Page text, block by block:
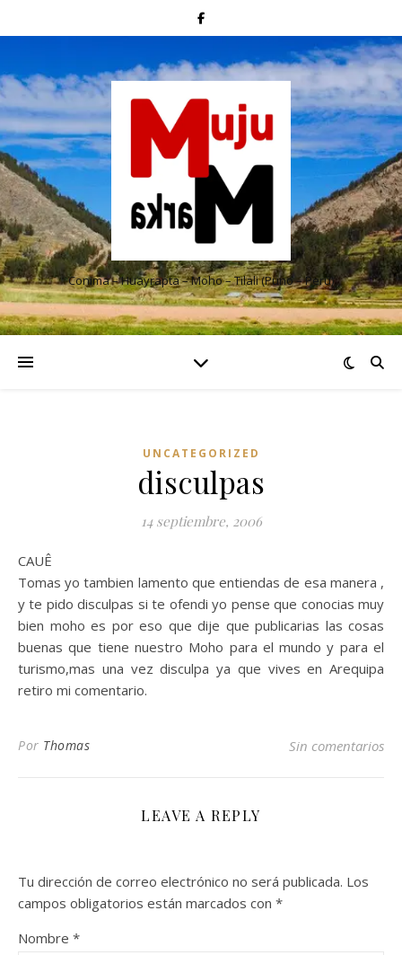
Conima – Huayrapta – Moho – Tilali (Puno – Perú)
UNCATEGORIZED
disculpas
14 septiembre, 2006
CAUÊ
Tomas yo tambien lamento que entiendas de esa manera ,
y te pido disculpas si te ofendi yo pense que conocias muy
bien moho es por eso que dije que publicarias las cosas
buenas que tiene nuestro Moho para el mundo y para el
turismo,mas una vez disculpa ya que vives en Arequipa
retiro mi comentario.
Por Thomas Sin comentarios
LEAVE A REPLY
Tu dirección de correo electrónico no será publicada. Los
campos obligatorios están marcados con *
Nombre *